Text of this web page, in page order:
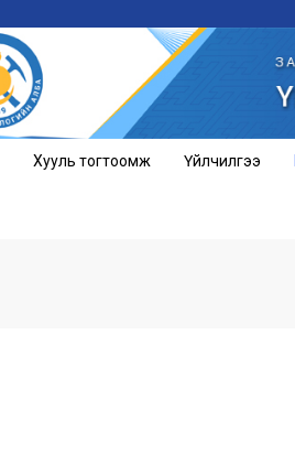
Хууль тогтоомж Үйлчилгээ